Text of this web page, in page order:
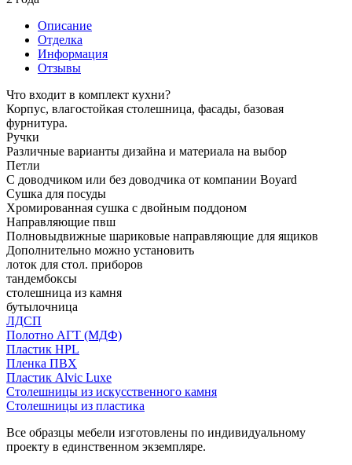
Описание
Отделка
Информация
Отзывы
Что входит в комплект кухни?
Корпус, влагостойкая столешница, фасады, базовая
фурнитура.
Ручки
Различные варианты дизайна и материала на выбор
Петли
С доводчиком или без доводчика от компании Boyard
Сушка для посуды
Хромированная сушка с двойным поддоном
Направляющие пвш
Полновыдвижные шариковые направляющие для ящиков
Дополнительно можно установить
лоток для стол. приборов
тандембоксы
столешница из камня
бутылочница
ЛДСП
Полотно АГТ (МДФ)
Пластик HPL
Пленка ПВХ
Пластик Alvic Luxe
Столешницы из искусственного камня
Столешницы из пластика
Все образцы мебели изготовлены по индивидуальному
проекту в единственном экземпляре.